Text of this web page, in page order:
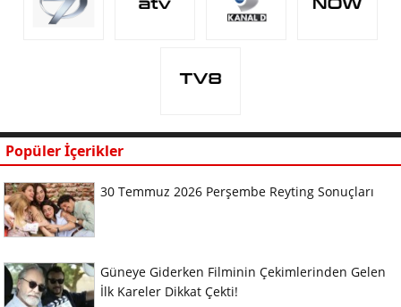
Popüler İçerikler
30 Temmuz 2026 Perşembe Reyting Sonuçları
Güneye Giderken Filminin Çekimlerinden Gelen
İlk Kareler Dikkat Çekti!